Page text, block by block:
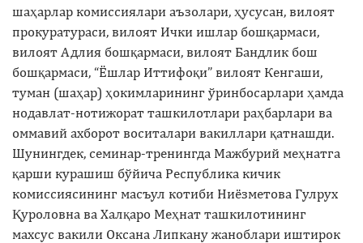
шаҳарлар комиссиялари аъзолари, ҳусусан, вилоят
прокуратураси, вилоят Ички ишлар бошқармаси,
вилоят Адлия бошқармаси, вилоят Бандлик бош
бошқармаси, “Ёшлар Иттифоқи” вилоят Кенгаши,
туман (шаҳар) ҳокимларининг ўринбосарлари ҳамда
нодавлат-нотижорат ташкилотлари раҳбарлари ва
оммавий ахборот воситалари вакиллари қатнашди.
Шунингдек, семинар-тренингда Мажбурий меҳнатга
қарши курашиш бўйича Республика кичик
комиссиясининг масъул котиби Ниёзметова Гулрух
Қуроловна ва Халқаро Меҳнат ташкилотининг
махсус вакили Оксана Липкану жаноблари иштирок